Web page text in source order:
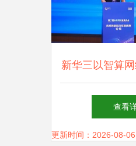
新华三以智算
相第八届未来
驱动网络技术
查看
更新时间：2026-08-